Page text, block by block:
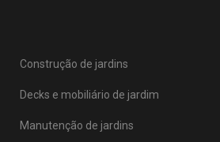
Construção de jardins
Decks e mobiliário de jardim
Manutenção de jardins